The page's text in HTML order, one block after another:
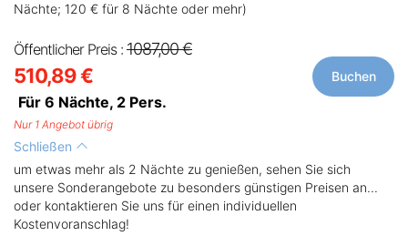
Nächte; 120 € für 8 Nächte oder mehr)
Öffentlicher Preis : 1087,00 €
510,89 €
Für 6 Nächte, 2 Pers.
Buchen
Nur 1 Angebot übrig
Schließen
um etwas mehr als 2 Nächte zu genießen, sehen Sie sich
unsere Sonderangebote zu besonders günstigen Preisen an...
oder kontaktieren Sie uns für einen individuellen
Kostenvoranschlag!